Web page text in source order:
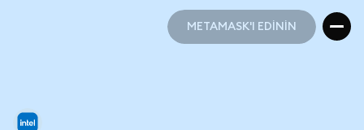
METAMASK'I EDİNİN